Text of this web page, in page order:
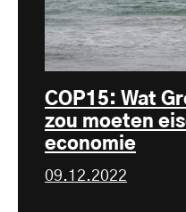
COP15: Wat
zou moeten
economie
09.12.2022